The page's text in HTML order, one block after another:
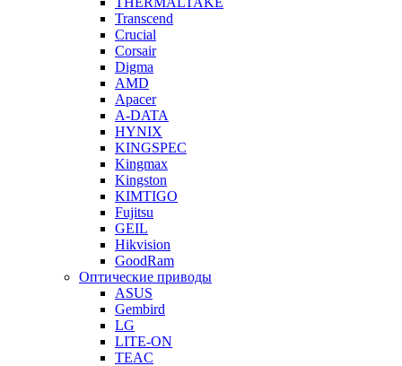
Transcend
Crucial
Corsair
Digma
AMD
Apacer
A-DATA
HYNIX
KINGSPEC
Kingmax
Kingston
KIMTIGO
Fujitsu
GEIL
Hikvision
GoodRam
Оптические приводы
ASUS
Gembird
LG
LITE-ON
TEAC